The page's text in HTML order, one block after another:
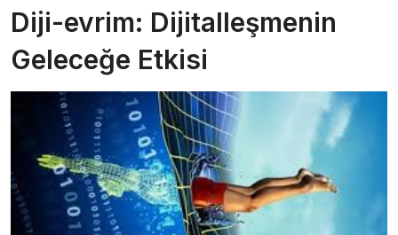
Diji-evrim: Dijitalleşmenin
Geleceğe Etkisi